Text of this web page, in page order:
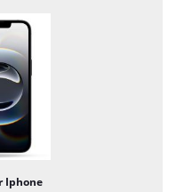
Iphone